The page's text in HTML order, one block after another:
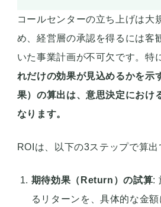
コールセンターの立ち上げは大
め、経営層の承認を得るには客
いた事業計画が不可欠です。特
れだけの効果が見込めるかを示
果）の算出は、意思決定におけ
なります。
ROIは、以下の3ステップで算出
期待効果（Return）の試算:
るリターンを、具体的な金